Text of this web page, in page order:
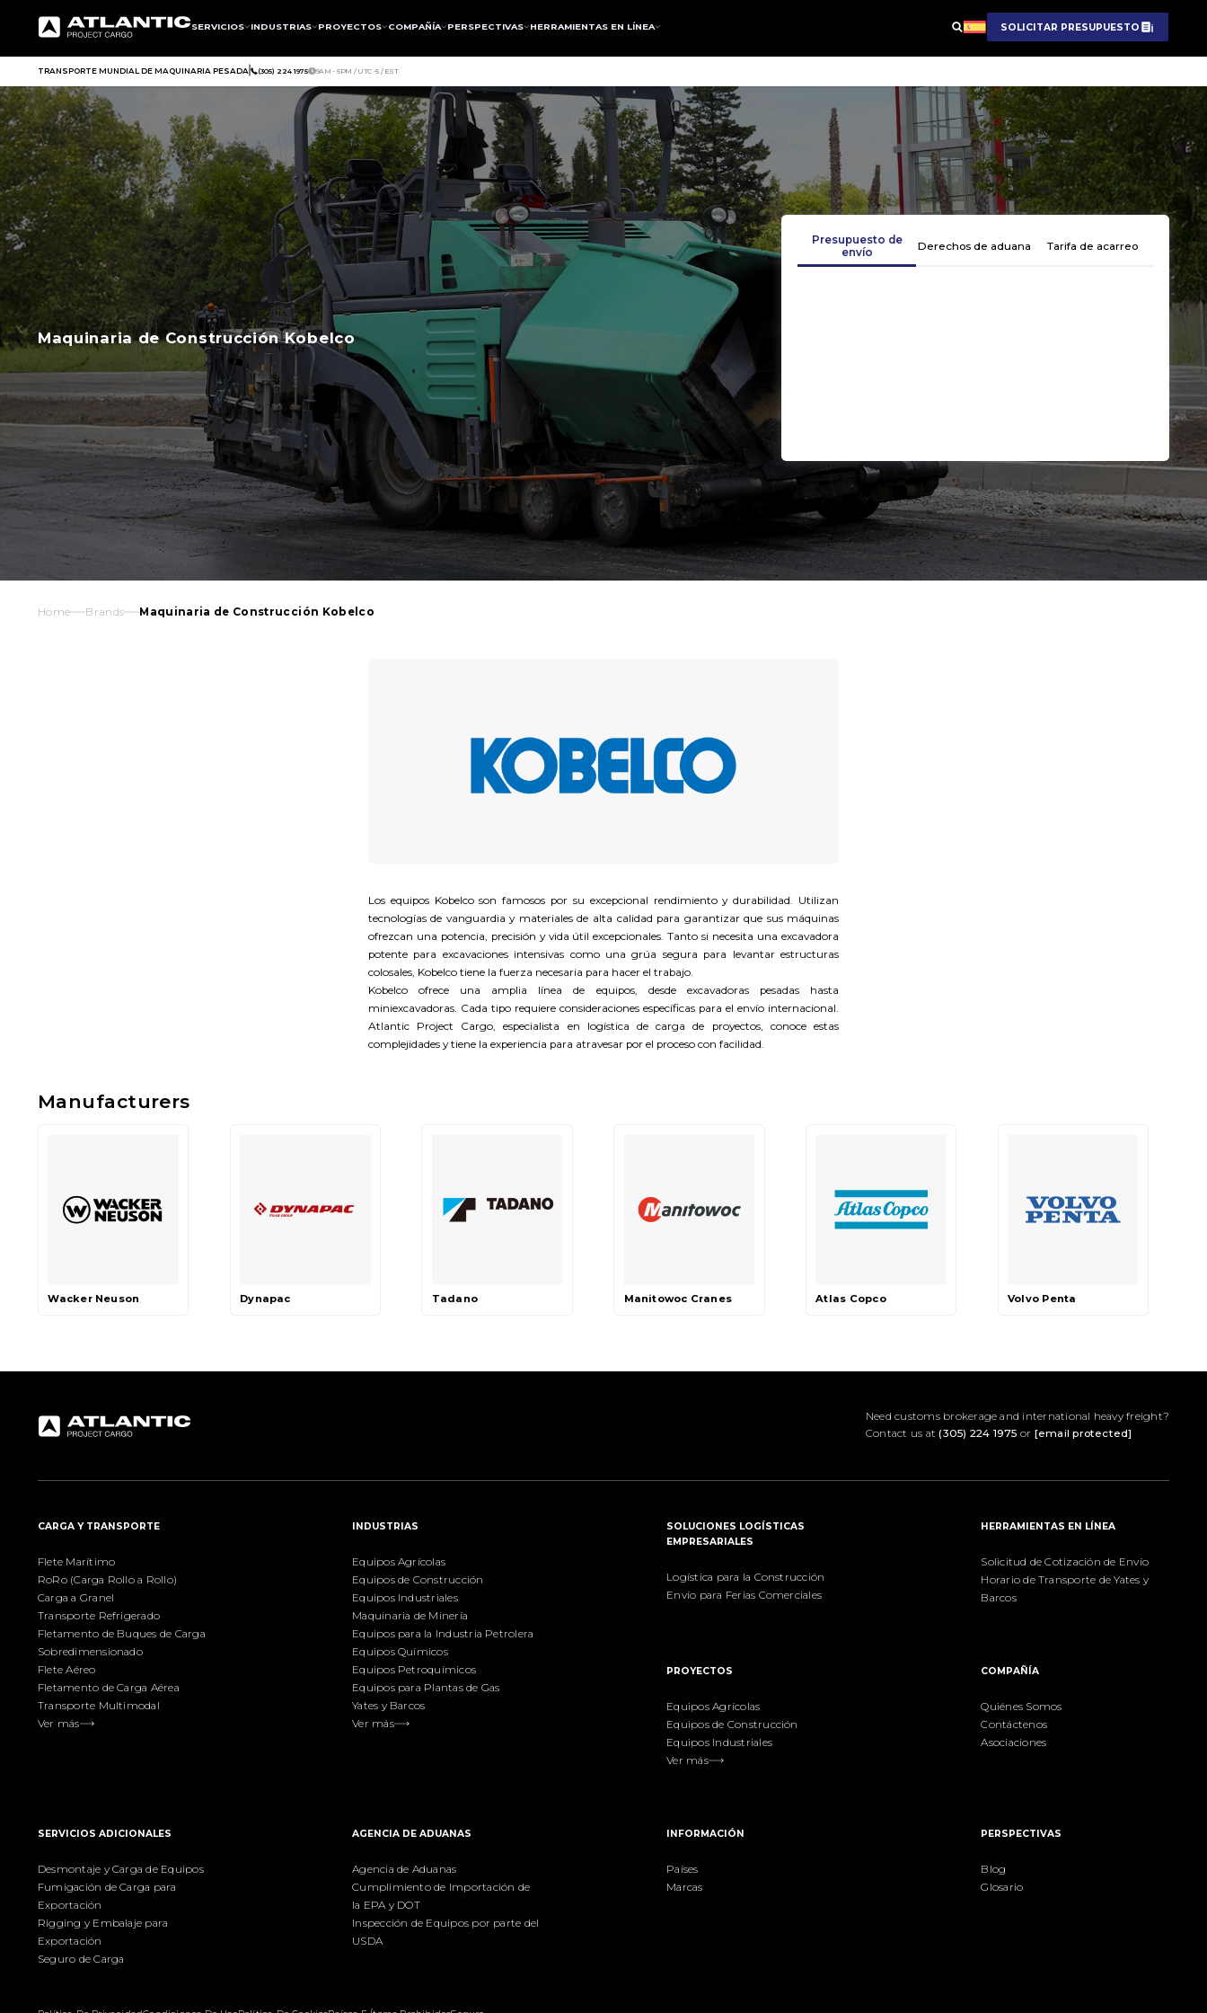
SERVICIOS INDUSTRIAS PROYECTOS COMPAÑÍA PERSPECTIVAS HERRAMIENTAS EN LÍNEA SOLICITAR PRESUPUESTO
TRANSPORTE MUNDIAL DE MAQUINARIA PESADA (305) 224 1975 9AM - 5PM / UTC -5 / EST
Maquinaria de Construcción Kobelco
Presupuesto de
envío
Derechos de aduana Tarifa de acarreo
Home Brands Maquinaria de Construcción Kobelco
Los equipos Kobelco son famosos por su excepcional rendimiento y durabilidad. Utilizan
tecnologías de vanguardia y materiales de alta calidad para garantizar que sus máquinas
ofrezcan una potencia, precisión y vida útil excepcionales. Tanto si necesita una excavadora
potente para excavaciones intensivas como una grúa segura para levantar estructuras
colosales, Kobelco tiene la fuerza necesaria para hacer el trabajo.
Kobelco ofrece una amplia línea de equipos, desde excavadoras pesadas hasta
miniexcavadoras. Cada tipo requiere consideraciones específicas para el envío internacional.
Atlantic Project Cargo, especialista en logística de carga de proyectos, conoce estas
complejidades y tiene la experiencia para atravesar por el proceso con facilidad.
Manufacturers
Wacker Neuson Dynapac Tadano Manitowoc Cranes Atlas Copco Volvo Penta
Need customs brokerage and international heavy freight?
Contact us at(305) 224 1975 or [email protected]
CARGA Y TRANSPORTE
Flete Marítimo
RoRo (Carga Rollo a Rollo)
Carga a Granel
Transporte Refrigerado
Fletamento de Buques de Carga
Sobredimensionado
Flete Aéreo
Fletamento de Carga Aérea
Transporte Multimodal
Ver más
AGENCIA DE ADUANAS
Agencia de Aduanas
Cumplimiento de Importación de
la EPA y DOT
Inspección de Equipos por parte del
USDA
SERVICIOS ADICIONALES
Desmontaje y Carga de Equipos
Fumigación de Carga para
Exportación
Rigging y Embalaje para
Exportación
Seguro de Carga
INDUSTRIAS
Equipos Agrícolas
Equipos de Construcción
Equipos Industriales
Maquinaria de Minería
Equipos para la Industria Petrolera
Equipos Químicos
Equipos Petroquímicos
Equipos para Plantas de Gas
Yates y Barcos
Ver más
SOLUCIONES LOGÍSTICAS
EMPRESARIALES
Logística para la Construcción
Envío para Ferias Comerciales
INFORMACIÓN
Países
Marcas
PROYECTOS
Equipos Agrícolas
Equipos de Construcción
Equipos Industriales
Ver más
COMPAÑÍA
Quiénes Somos
Contáctenos
Asociaciones
PERSPECTIVAS
Blog
Glosario
HERRAMIENTAS EN LÍNEA
Solicitud de Cotización de Envío
Horario de Transporte de Yates y
Barcos